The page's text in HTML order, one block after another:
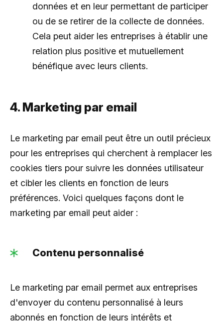
données et en leur permettant de participer
ou de se retirer de la collecte de données.
Cela peut aider les entreprises à établir une
relation plus positive et mutuellement
bénéfique avec leurs clients.
4. Marketing par email
Le marketing par email peut être un outil précieux
pour les entreprises qui cherchent à remplacer les
cookies tiers pour suivre les données utilisateur
et cibler les clients en fonction de leurs
préférences. Voici quelques façons dont le
marketing par email peut aider :
Contenu personnalisé
Le marketing par email permet aux entreprises
d'envoyer du contenu personnalisé à leurs
abonnés en fonction de leurs intérêts et